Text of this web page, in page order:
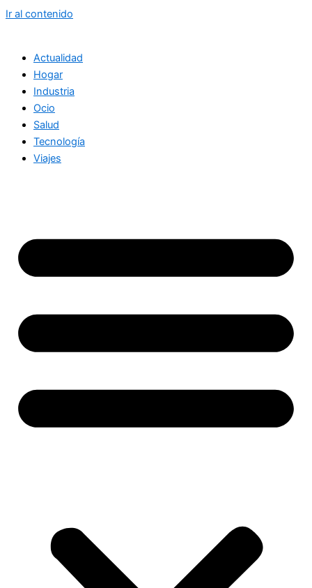
Ir al contenido
Actualidad
Hogar
Industria
Ocio
Salud
Tecnología
Viajes